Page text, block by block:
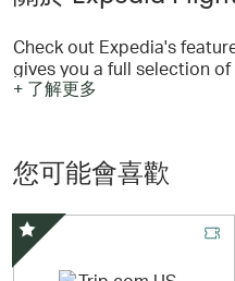
Check out Expedia's
gives you a full selection
the most popular
maps & great discount rates.
客設立本地化網站，提供機
務，選擇十分多樣化，讓您
+ 了解更多
您可能會喜歡
精選優惠